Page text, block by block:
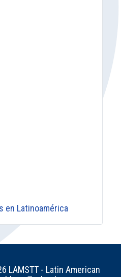
en Latinoamérica
LAMSTT - Latin American